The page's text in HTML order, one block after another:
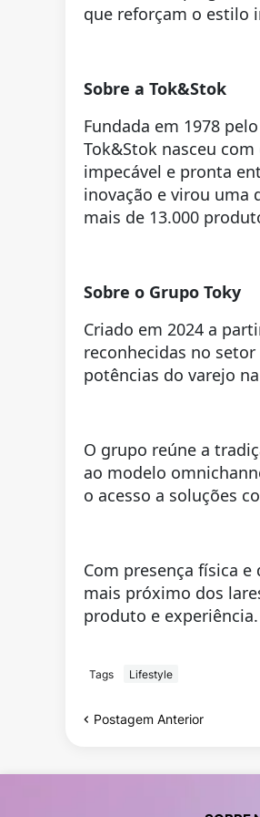
que reforçam o estilo
Sobre a Tok&Stok
Fundada em 1978
Tok&Stok nasceu
impecável e pronta
inovação e virou uma
mais de 13.000
Sobre o Grupo Toky
Criado em 2024 a
reconhecidas no
potências do varejo
O grupo reúne a
ao modelo
o acesso a soluções
Com presença física
mais próximo dos
produto e experiência.
Tags Lifestyle
Postagem Anterior